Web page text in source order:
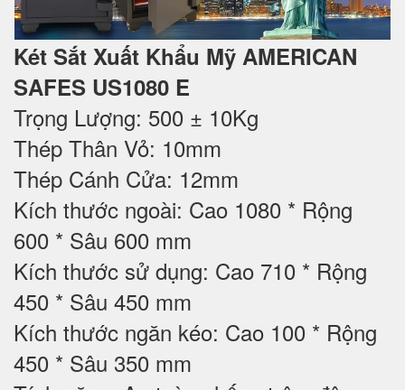
Két Sắt Xuất Khẩu Mỹ AMERICAN
SAFES US1080 E
Trọng Lượng: 500 ± 10Kg
Thép Thân Vỏ: 10mm
Thép Cánh Cửa: 12mm
Kích thước ngoài: Cao 1080 * Rộng
600 * Sâu 600 mm
Kích thước sử dụng: Cao 710 * Rộng
450 * Sâu 450 mm
Kích thước ngăn kéo: Cao 100 * Rộng
450 * Sâu 350 mm